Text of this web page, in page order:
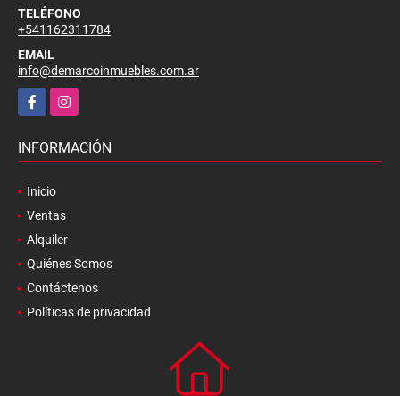
TELÉFONO
+541162311784
EMAIL
info@demarcoinmuebles.com.ar
FacebookInstagram
INFORMACIÓN
Inicio
Ventas
Alquiler
Quiénes Somos
Contáctenos
Políticas de privacidad